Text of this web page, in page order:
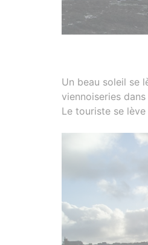
Un beau soleil se
viennoiseries
Le touriste se